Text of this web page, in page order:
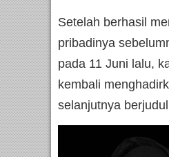
Setelah berhasil
pribadinya
pada 11 Juni lalu,
kembali
selanjutnya berjudul